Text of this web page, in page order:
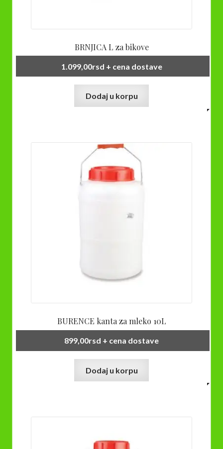
BRNJICA L za bikove
1.099,00rsd + cena dostave
Dodaj u korpu
BURENCE kanta za mleko 10L
899,00rsd + cena dostave
Dodaj u korpu